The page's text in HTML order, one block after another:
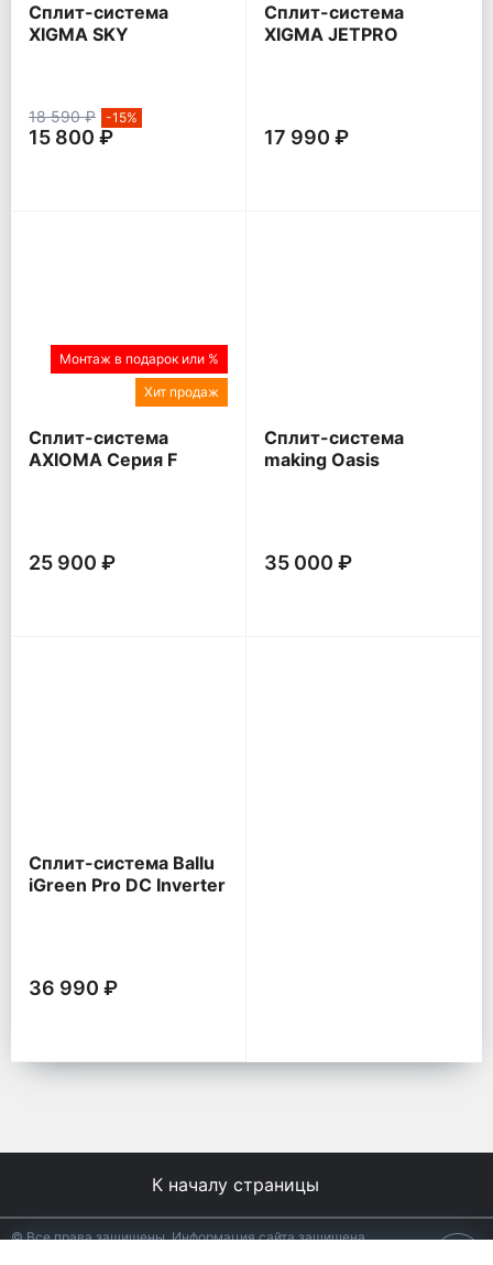
Сплит-система
XIGMA SKY
18 590 ₽ -15%
15 800 ₽
Сплит-система
XIGMA JETPRO
17 990 ₽
Монтаж в подарок или %
Хит продаж
Сплит-система
AXIOMA Серия F
25 900 ₽
Сплит-система
making Oasis
35 000 ₽
Сплит-система Ballu
iGreen Pro DC Inverter
36 990 ₽
К началу страницы
© Все права защищены. Информация сайта защищена